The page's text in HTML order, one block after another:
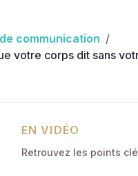
communication
votre corps dit sans
EN VIDÉO
Retrouvez les points